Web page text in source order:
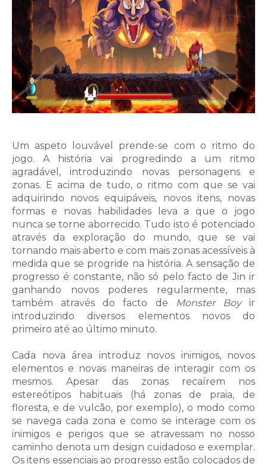
Um aspeto louvável prende-se com o ritmo do
jogo. A história vai progredindo a um ritmo
agradável, introduzindo novas personagens e
zonas. E acima de tudo, o ritmo com que se vai
adquirindo novos equipáveis, novos itens, novas
formas e novas habilidades leva a que o jogo
nunca se torne aborrecido. Tudo isto é potenciado
através da exploração do mundo, que se vai
tornando mais aberto e com mais zonas acessíveis à
medida que se progride na história. A sensação de
progresso é constante, não só pelo facto de Jin ir
ganhando novos poderes regularmente, mas
também através do facto de
Monster Boyir
introduzindo diversos elementos novos do
primeiro até ao último minuto.
Cada nova área introduz novos inimigos, novos
elementos e novas maneiras de interagir com os
mesmos. Apesar das zonas recaírem nos
estereótipos habituais (há zonas de praia, de
floresta, e de vulcão, por exemplo), o modo como
se navega cada zona e como se interage com os
inimigos e perigos que se atravessam no nosso
caminho denota um design cuidadoso e exemplar.
Os itens essenciais ao progresso estão colocados de